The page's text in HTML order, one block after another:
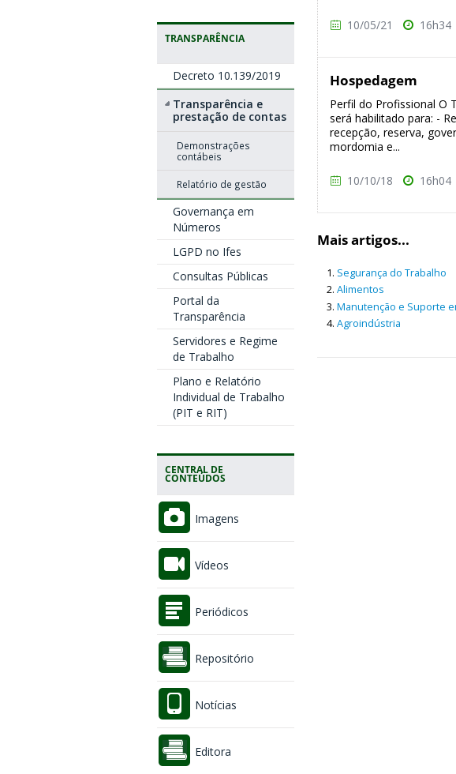
TRANSPARÊNCIA
Decreto 10.139/2019
Transparência e
prestação de contas
Demonstrações
contábeis
Relatório de gestão
Governança em
Números
LGPD no Ifes
Consultas Públicas
Portal da
Transparência
Servidores e Regime
de Trabalho
Plano e Relatório
Individual de Trabalho
(PIT e RIT)
CENTRAL DE
CONTEÚDOS
Imagens
Vídeos
Periódicos
Repositório
Notícias
Editora
10/05/21 16h34
Hospedagem
Perfil do Profissional O
será habilitado para: -
recepção, reserva,
mordomia e...
10/10/18 16h04
Mais artigos...
Segurança do Trabalho
Alimentos
Manutenção e Suporte
Agroindústria